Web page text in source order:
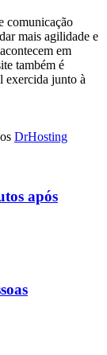
comunicação
mais agilidade e
em
também é
exercida junto à
DrHosting
após